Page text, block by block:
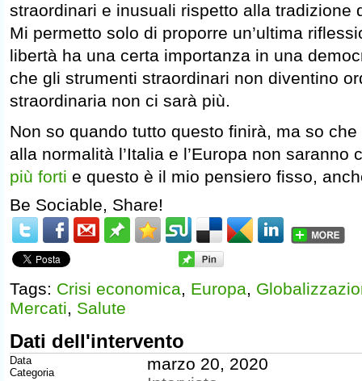
straordinari e inusuali rispetto alla tradizione
Mi permetto solo di proporre un’ultima
libertà ha una certa importanza in una
che gli strumenti straordinari non diventino
straordinaria non ci sarà più.
Non so quando tutto questo finirà, ma so
alla normalità l’Italia e l’Europa non saranno
più forti e questo è il mio pensiero fisso,
Be Sociable, Share!
Tags: Crisi economica, Europa,
Mercati, Salute
Dati dell'intervento
Data
Categoria
marzo 20, 2020